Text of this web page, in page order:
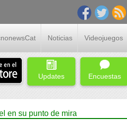
Noticias Videojuegos
Updates Encuestas
en su punto de mira